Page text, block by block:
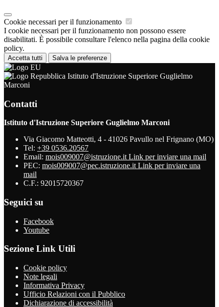
Cookie necessari per il funzionamento
I cookie necessari per il funzionamento non possono essere
disabilitati. È possibile consultare l'elenco nella pagina della cookie
policy.
Accetta tutti Salva le preferenze
Istituto d'Istruzione Superiore Guglielmo
Marconi
Contatti
Istituto d'Istruzione Superiore Guglielmo Marconi
Via Giacomo Matteotti, 4 - 41026 Pavullo nel Frignano (MO)
Tel: +39 0536.20567
Email: mois009007@istruzione.it Link per inviare una mail
PEC: mois009007@pec.istruzione.it Link per inviare una
mail
C.F.: 92015720367
Seguici su
Facebook
Youtube
Sezione Link Utili
Cookie policy
Note legali
Informativa Privacy
Ufficio Relazioni con il Pubblico
Dichiarazione di accessibilità